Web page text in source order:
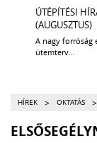
ÚTÉPÍTÉSI
(AUGUSZTUS)
A nagy forróság
ütemterv...
HÍREK > OKTATÁS >